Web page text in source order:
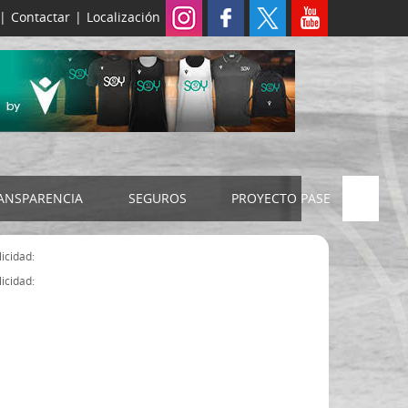
| Contactar | Localización
2024
SEGUROS
SEGURO JUDEX
PROYECTO PASE